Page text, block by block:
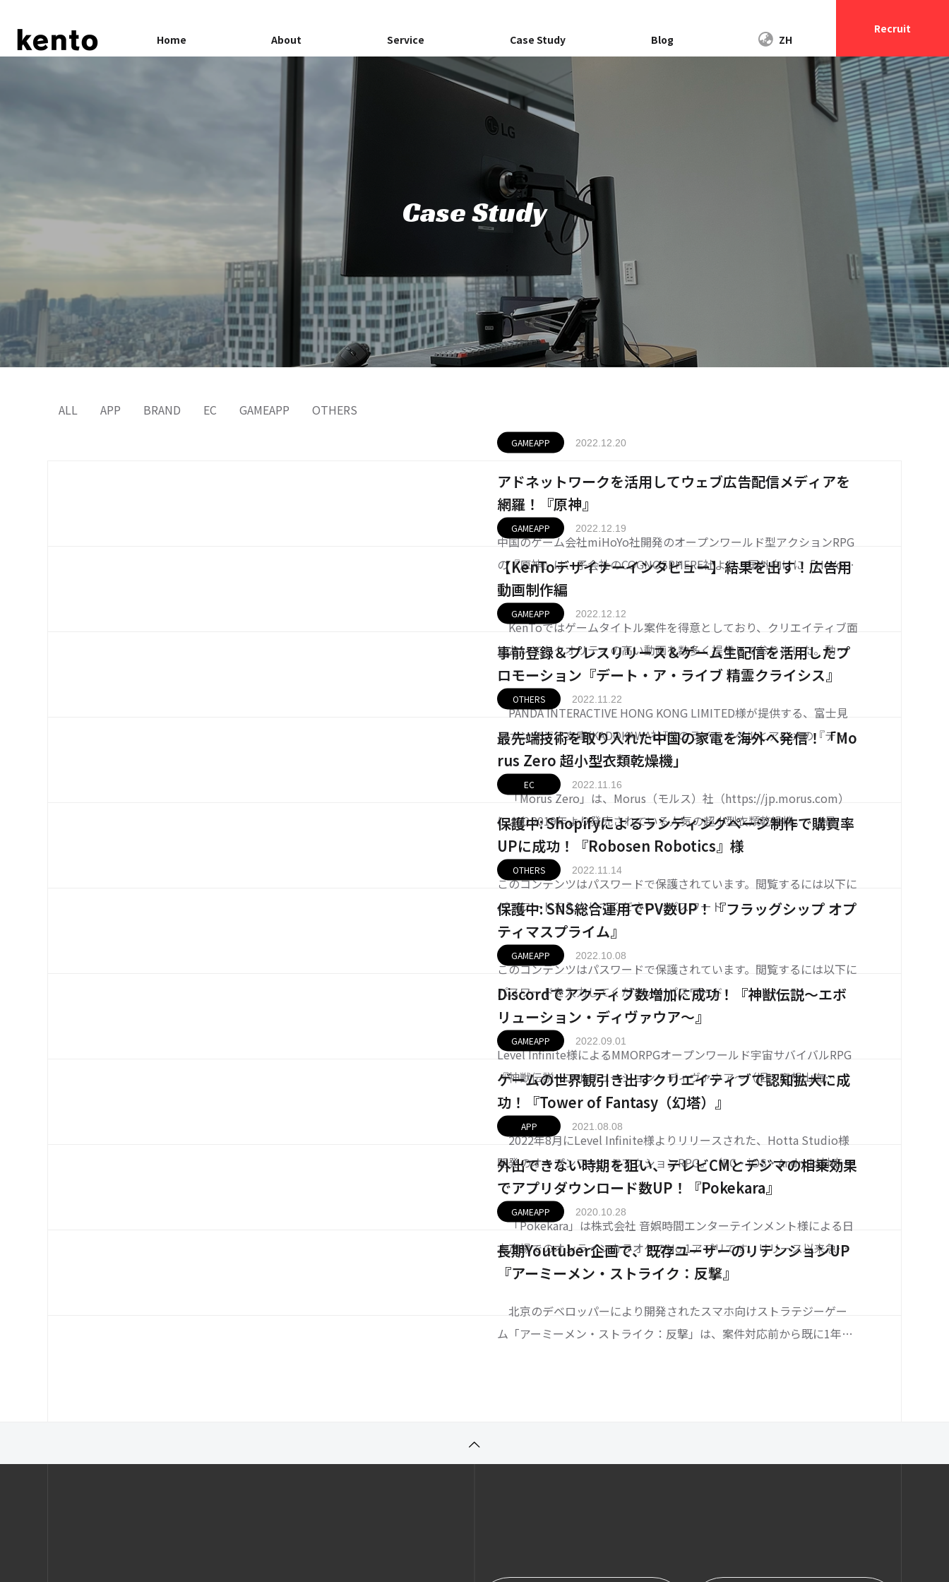
Home About Service Case Study Blog ZH
Recruit
Service
Advertising
広告（国内向け集客）事業
Case Study
塔）』
アドネットワークを活用してウェブ
広告配信メディアを網羅！『原神』
結果を出す！広告用動画制作編
GAMEAPP
事前登録＆プレスリリース＆ゲーム
生配信を活用したプロモーション
『デート・ア・ライブ 精霊クライシ
ス』
最先端技術を取り入れた中国の家電
を海外へ発信！「Morus Zero 超小型
About Information
会社概要
Access
アクセス
Case Study
ALL APP BRAND EC GAMEAPP OTHERS
GAMEAPP 2022.12.20
アドネットワークを活用してウェブ広告配信メディアを
網羅！『原神』
中国のゲーム会社miHoYo社開発のオープンワールド型アクションRPG
の『原神』は、子会社のCOGNOSPHERE社より、国外向けに「HoYove
rse」のブランドにて好評配信中。日本のゲームアプリランキングの上
位をキープし続ける「原神」の人気は留まることを知らず、今やゲーム
好きならば誰し
GAMEAPP 2022.12.19
【KenToデザイナーインタビュー】結果を出す！広告用
動画制作編
KenToではゲームタイトル案件を得意としており、クリエイティブ面
においてもクオリティの高い動画を数多く提供して参りました。動画
やバナー制作のクオリティの高さからゲーム案件の依頼が急増し、こ
れまでに合計10000本以上ものクリエイティブを制作してきたKenToの
デザインチーム。今回は動画制作の秘
GAMEAPP 2022.12.12
事前登録＆プレスリリース＆ゲーム生配信を活用したプ
ロモーション『デート・ア・ライブ 精霊クライシス』
PANDA INTERACTIVE HONG KONG LIMITED様が提供する、富士見
ファンタジア文庫(KADOKAWA社刊)のライトノベルとアニメの『デー
ト・ア・ライブ』シリーズを原作とした、横スクロール系アクションR
PGアプリゲームの「デート・ア・ライブ 精霊クライシス」。 本タ
OTHERS 2022.11.22
最先端技術を取り入れた中国の家電を海外へ発信！「Mo
rus Zero 超小型衣類乾燥機」
「Morus Zero」は、Morus（モルス）社（https://jp.morus.com）
により2019年より発売されている人気の超小型衣類乾燥機。 “最短1
5分で乾燥、設置工事不要”というキャッチコピーを掲げ、その利便性
やスマートな外観に注目が集まり、日本をはじめとして海外でも人
EC 2022.11.16
保護中: Shopifyによるランディングページ制作で購買率
UPに成功！『Robosen Robotics』様
このコンテンツはパスワードで保護されています。閲覧するには以下に
パスワードを入力してください。パスワード
OTHERS 2022.11.14
保護中: SNS総合運用でPV数UP！『フラッグシップ オプ
ティマスプライム』
このコンテンツはパスワードで保護されています。閲覧するには以下に
パスワードを入力してください。パスワード
GAMEAPP 2022.10.08
Discordでアクティブ数増加に成功！『神獣伝説～エボ
リューション・ディヴァウア～』
Level Infinite様によるMMORPGオープンワールド宇宙サバイバルRPG
『神獣伝説～エボリューション・ディヴァウア～（旧：空想山海
伝）』を、ゲームリリース前からトータルSNS運用を担当。公式Discor
dを使用したクローズドβテストの実施もサポートし、事前ダウンロー
ド数は100
GAMEAPP 2022.09.01
ゲームの世界観引き出すクリエイティブで認知拡大に成
功！『Tower of Fantasy（幻塔）』
2022年8月にLevel Infinite様よりリリースされた、Hotta Studio様
開発のオープンワールドアクションRPG。（PC・iOS・Android対応）
全世界でのグローバルリリースを果たし、事前ダウンロード時には4
00万人以上、リリース後は約1週間で1000万ダウンロー
APP 2021.08.08
外出できない時期を狙い、テレビCMとデジマの相乗効果
でアプリダウンロード数UP！『Pokekara』
「Pokekara」は株式会社 音娯時間エンターテインメント様による日
本市場でのオンラインカラオケのNo.1アプリです。リリース以来急成
長し、App annieにおいて2019年度日本で最も成長の早いApp第3位と
でテレビCMを配
GAMEAPP 2020.10.28
長期Youtuber企画で、既存ユーザーのリテンションUP
『アーミーメン・ストライク：反撃』
北京のデベロッパーにより開発されたスマホ向けストラテジーゲー
ム「アーミーメン・ストライク：反撃」は、案件対応前から既に1年間